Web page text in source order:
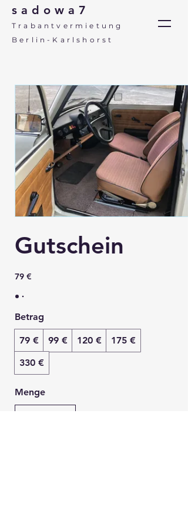
sadowa7
Trabantvermietung
Berlin-Karlshorst
Gutschein
79 €
Betrag
79 € 99 € 120 €
175 €
330 €
Menge